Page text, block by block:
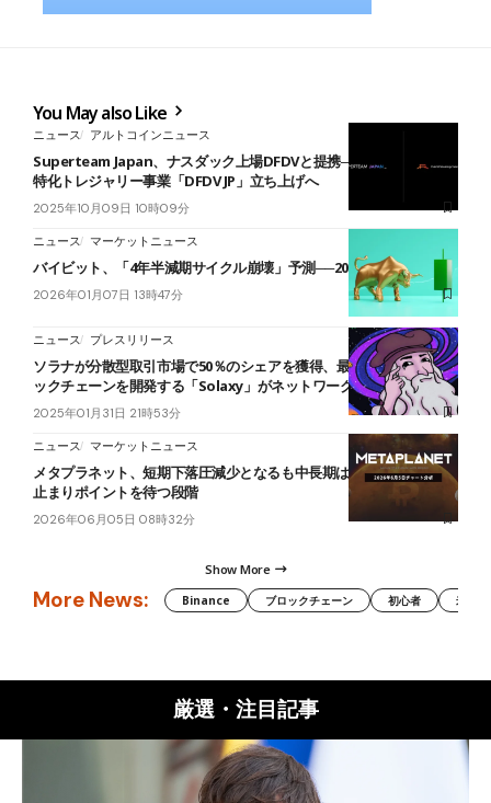
You May also Like
ニュース アルトコインニュース
Superteam Japan、ナスダック上場DFDVと提携──日本初のソラナ
特化トレジャリー事業「DFDV JP」立ち上げへ
2025年10月09日 10時09分
ニュース マーケットニュース
バイビット、「4年半減期サイクル崩壊」予測──2026年は強気基調
2026年01月07日 13時47分
ニュース プレスリリース
ソラナが分散型取引市場で50％のシェアを獲得、最新レイヤー2ブロ
ックチェーンを開発する「Solaxy」がネットワーク混雑を解決
2025年01月31日 21時53分
ニュース マーケットニュース
メタプラネット、短期下落圧減少となるも中長期は下落継続──下げ
止まりポイントを待つ段階
2026年06月05日 08時32分
Show More
More News: Binance ブロックチェーン 初心者 米国
厳選・注目記事